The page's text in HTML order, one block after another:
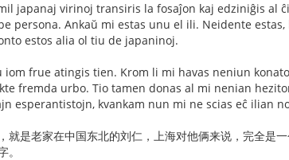
japanaj virinoj transiris la fosaĵon kaj edziniĝis al
persona. Ankaŭ mi estas unu el ili. Neidente
estos alia ol tiu de japaninoj.
iom frue atingis tien. Krom li mi havas neniun
fremda urbo. Tio tamen donas al mi nenian
esperantistojn, kvankam nun mi ne scias eĉ ilian
就是老家在中国东北的刘仁，上海对他俩来说，完全是